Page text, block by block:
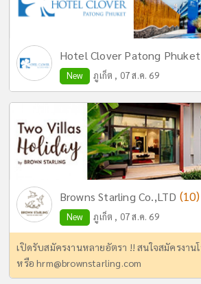
Hotel Clover Patong
New ภูเก็ต , 07 ส.ค. 69
Browns Starling Co.,LTD (10)
New ภูเก็ต , 07 ส.ค. 69
เปิดรับสมัครงานหลายอัตรา !! สนใจสมัครงาน
หรือhrm@brownstarling.com